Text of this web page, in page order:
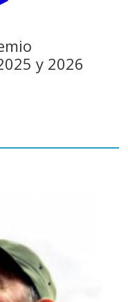
y 2026